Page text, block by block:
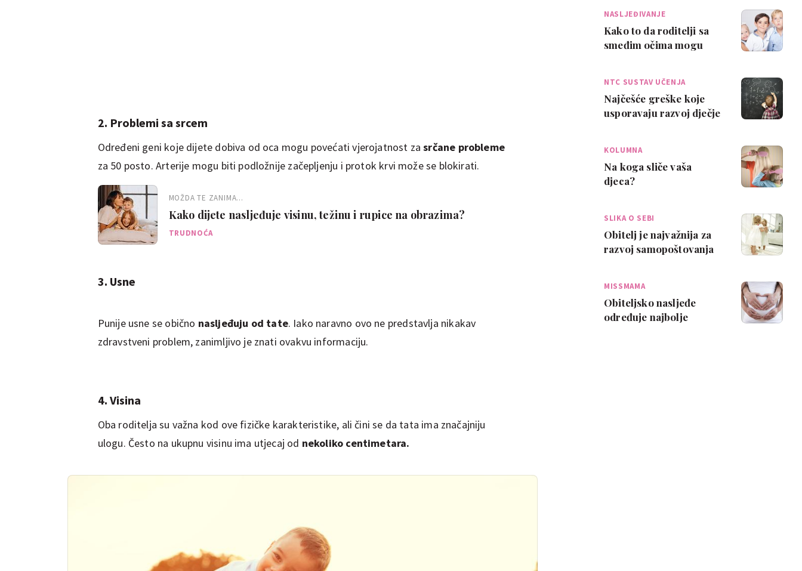
2. Problemi sa srcem
Određeni geni koje dijete dobiva od oca mogu povećati vjerojatnost zasrčane probleme
za 50 posto. Arterije mogu biti podložnije začepljenju i protok krvi može se blokirati.
MOŽDA TE ZANIMA...
Kako dijete nasljeđuje visinu, težinu i rupice na obrazima?
TRUDNOĆA
3. Usne
Punije usne se obično nasljeđuju od tate. Iako naravno ovo ne predstavlja nikakav
zdravstveni problem, zanimljivo je znati ovakvu informaciju.
4. Visina
Oba roditelja su važna kod ove fizičke karakteristike, ali čini se da tata ima značajniju
ulogu. Često na ukupnu visinu ima utjecaj od nekoliko centimetara.
NASLJEĐIVANJE
Kako to da roditelji sa
smeđim očima mogu
NTC SUSTAV UČENJA
Najčešće greške koje
usporavaju razvoj dječje
KOLUMNA
Na koga sliče vaša
djeca?
SLIKA O SEBI
Obitelj je najvažnija za
razvoj samopoštovanja
MISSMAMA
Obiteljsko nasljeđe
određuje najbolje